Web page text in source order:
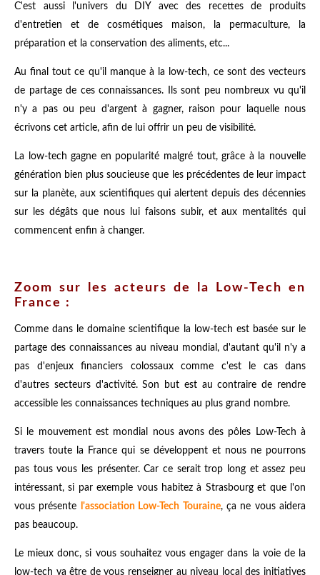
C'est aussi l'univers du DIY avec des recettes de produits
d'entretien et de cosmétiques maison, la permaculture, la
préparation et la conservation des aliments, etc...
Au final tout ce qu'il manque à la low-tech, ce sont des vecteurs
de partage de ces connaissances. Ils sont peu nombreux vu qu'il
n'y a pas ou peu d'argent à gagner, raison pour laquelle nous
écrivons cet article, afin de lui offrir un peu de visibilité.
La low-tech gagne en popularité malgré tout, grâce à la nouvelle
génération bien plus soucieuse que les précédentes de leur impact
sur la planète, aux scientifiques qui alertent depuis des décennies
sur les dégâts que nous lui faisons subir, et aux mentalités qui
commencent enfin à changer.
Zoom sur les acteurs de la Low-Tech en
France :
Comme dans le domaine scientifique la low-tech est basée sur le
partage des connaissances au niveau mondial, d'autant qu'il n'y a
pas d'enjeux financiers colossaux comme c'est le cas dans
d'autres secteurs d'activité. Son but est au contraire de rendre
accessible les connaissances techniques au plus grand nombre.
Si le mouvement est mondial nous avons des pôles Low-Tech à
travers toute la France qui se développent et nous ne pourrons
pas tous vous les présenter. Car ce serait trop long et assez peu
intéressant, si par exemple vous habitez à Strasbourg et que l'on
vous présente
l'association Low-Tech Touraine, ça ne vous aidera
pas beaucoup.
Le mieux donc, si vous souhaitez vous engager dans la voie de la
low-tech va être de vous renseigner au niveau local des initiatives